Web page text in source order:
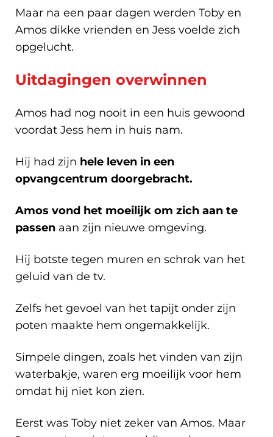
Maar na een paar dagen werden Toby en
Amos dikke vrienden en Jess voelde zich
opgelucht.
Uitdagingen overwinnen
Amos had nog nooit in een huis gewoond
voordat Jess hem in huis nam.
Hij had zijn hele leven in een
opvangcentrum doorgebracht.
Amos vond het moeilijk om zich aan te
passen aan zijn nieuwe omgeving.
Hij botste tegen muren en schrok van het
geluid van de tv.
Zelfs het gevoel van het tapijt onder zijn
poten maakte hem ongemakkelijk.
Simpele dingen, zoals het vinden van zijn
waterbakje, waren erg moeilijk voor hem
omdat hij niet kon zien.
Eerst was Toby niet zeker van Amos. Maar